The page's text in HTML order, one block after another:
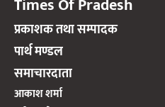
Times Of Pradesh
प्रकाशक तथा सम्पादक
पार्थ मण्डल
समाचारदाता
आकाश शर्मा